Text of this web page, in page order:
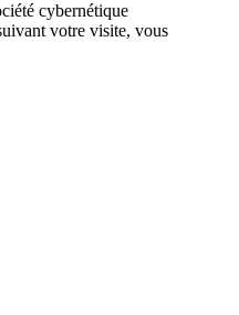
cybernétique
votre visite, vous